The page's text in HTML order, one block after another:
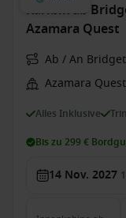
Karibik ab
Azamara Quest
Ab / An
Azamara Quest
Alles Inklusive
Bis zu 299 €
14 Nov. 2027